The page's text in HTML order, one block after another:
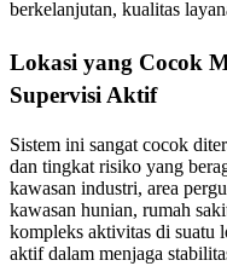
berkelanjutan, kualitas
Lokasi yang Cocok
Supervisi Aktif
Sistem ini sangat cocok
dan tingkat risiko yang
kawasan industri, area
kawasan hunian, rumah
kompleks aktivitas di suatu
aktif dalam menjaga